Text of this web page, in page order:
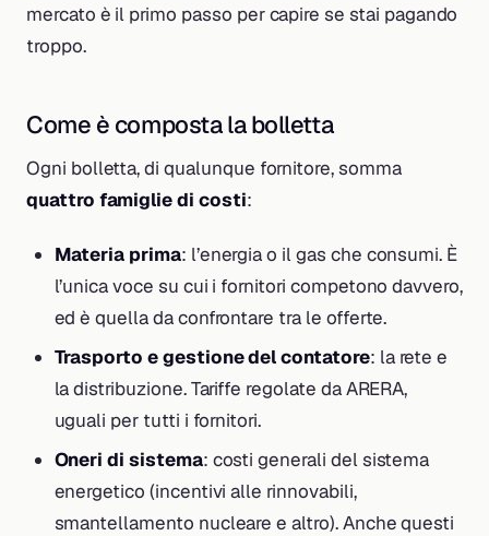
mercato è il primo passo per capire se stai pagando
troppo.
Come è composta la bolletta
Ogni bolletta, di qualunque fornitore, somma
quattro famiglie di costi:
Materia prima: l’energia o il gas che consumi. È
l’unica voce su cui i fornitori competono davvero,
ed è quella da confrontare tra le offerte.
Trasporto e gestione del contatore: la rete e
la distribuzione. Tariffe regolate da ARERA,
uguali per tutti i fornitori.
Oneri di sistema: costi generali del sistema
energetico (incentivi alle rinnovabili,
smantellamento nucleare e altro). Anche questi